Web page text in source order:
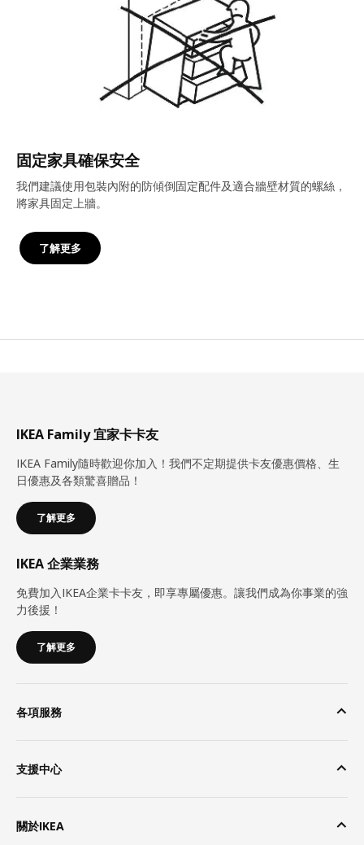
固定家具確保安全
我們建議使用包裝內附的防傾倒固定配件及適合牆壁材質的螺絲，
將家具固定上牆。
了解更多
IKEA Family 宜家卡卡友
IKEA Family隨時歡迎你加入！我們不定期提供卡友優惠價格、生
日優惠及各類驚喜贈品！
了解更多
IKEA 企業業務
免費加入IKEA企業卡卡友，即享專屬優惠。讓我們成為你事業的強
力後援！
了解更多
各項服務
支援中心
關於IKEA